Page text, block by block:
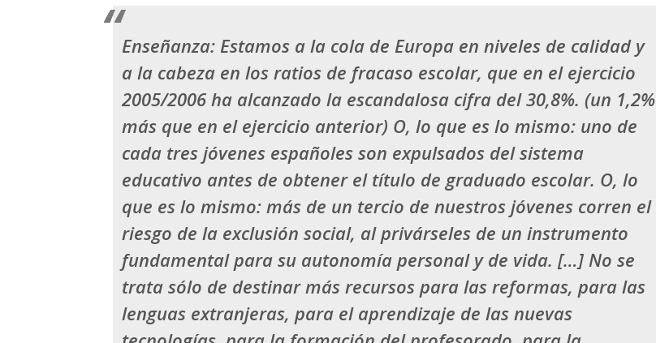
Enseñanza: Estamos a la cola de Europa en niveles de calidad y
a la cabeza en los ratios de fracaso escolar, que en el ejercicio
2005/2006 ha alcanzado la escandalosa cifra del 30,8%. (un 1,2%
más que en el ejercicio anterior) O, lo que es lo mismo: uno de
cada tres jóvenes españoles son expulsados del sistema
educativo antes de obtener el título de graduado escolar. O, lo
que es lo mismo: más de un tercio de nuestros jóvenes corren el
riesgo de la exclusión social, al privárseles de un instrumento
fundamental para su autonomía personal y de vida. […]No se
trata sólo de destinar más recursos para las reformas, para las
lenguas extranjeras, para el aprendizaje de las nuevas